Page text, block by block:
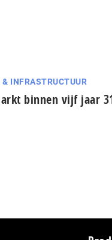
& INFRASTRUCTUUR
binnen vijf jaar